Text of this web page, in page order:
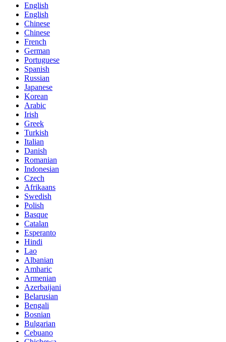
English
English
Chinese
Chinese
French
German
Portuguese
Spanish
Russian
Japanese
Korean
Arabic
Irish
Greek
Turkish
Italian
Danish
Romanian
Indonesian
Czech
Afrikaans
Swedish
Polish
Basque
Catalan
Esperanto
Hindi
Lao
Albanian
Amharic
Armenian
Azerbaijani
Belarusian
Bengali
Bosnian
Bulgarian
Cebuano